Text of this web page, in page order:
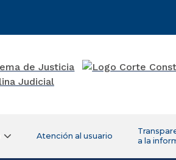
Atención al usuario
a la